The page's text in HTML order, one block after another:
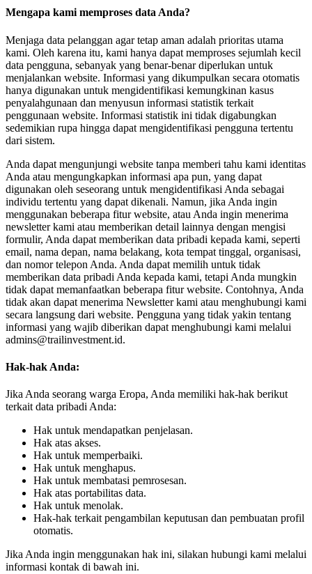
Mengapa kami memproses data Anda?
Menjaga data pelanggan agar tetap aman adalah prioritas utama
kami. Oleh karena itu, kami hanya dapat memproses sejumlah kecil
data pengguna, sebanyak yang benar-benar diperlukan untuk
menjalankan website. Informasi yang dikumpulkan secara otomatis
hanya digunakan untuk mengidentifikasi kemungkinan kasus
penyalahgunaan dan menyusun informasi statistik terkait
penggunaan website. Informasi statistik ini tidak digabungkan
sedemikian rupa hingga dapat mengidentifikasi pengguna tertentu
dari sistem.
Anda dapat mengunjungi website tanpa memberi tahu kami identitas
Anda atau mengungkapkan informasi apa pun, yang dapat
digunakan oleh seseorang untuk mengidentifikasi Anda sebagai
individu tertentu yang dapat dikenali. Namun, jika Anda ingin
menggunakan beberapa fitur website, atau Anda ingin menerima
newsletter kami atau memberikan detail lainnya dengan mengisi
formulir, Anda dapat memberikan data pribadi kepada kami, seperti
email, nama depan, nama belakang, kota tempat tinggal, organisasi,
dan nomor telepon Anda. Anda dapat memilih untuk tidak
memberikan data pribadi Anda kepada kami, tetapi Anda mungkin
tidak dapat memanfaatkan beberapa fitur website. Contohnya, Anda
tidak akan dapat menerima Newsletter kami atau menghubungi kami
secara langsung dari website. Pengguna yang tidak yakin tentang
informasi yang wajib diberikan dapat menghubungi kami melalui
admins@trailinvestment.id.
Hak-hak Anda:
Jika Anda seorang warga Eropa, Anda memiliki hak-hak berikut
terkait data pribadi Anda:
Hak untuk mendapatkan penjelasan.
Hak atas akses.
Hak untuk memperbaiki.
Hak untuk menghapus.
Hak untuk membatasi pemrosesan.
Hak atas portabilitas data.
Hak untuk menolak.
Hak-hak terkait pengambilan keputusan dan pembuatan profil
otomatis.
Jika Anda ingin menggunakan hak ini, silakan hubungi kami melalui
informasi kontak di bawah ini.